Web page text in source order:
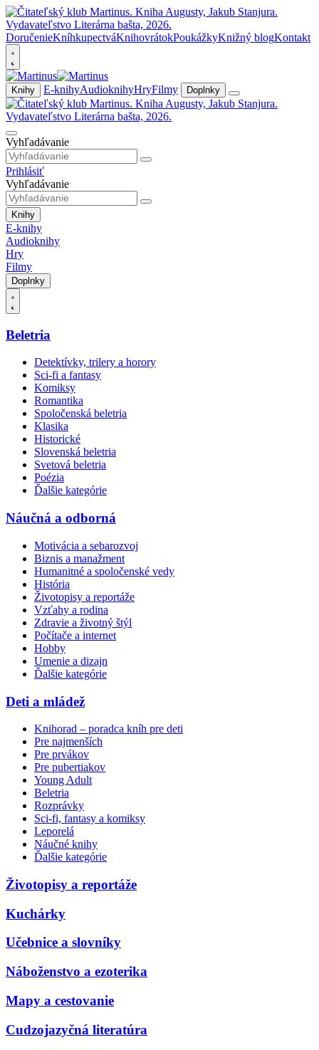
DoručenieKníhkupectváKnihovrátokPoukážkyKnižný blogKontakt
Knihy E-knihyAudioknihyHryFilmy Doplnky
Vyhľadávanie
Prihlásiť
Vyhľadávanie
Knihy
E-knihy
Audioknihy
Hry
Filmy
Doplnky
Beletria
Detektívky, trilery a horory
Sci-fi a fantasy
Komiksy
Romantika
Spoločenská beletria
Klasika
Historické
Slovenská beletria
Svetová beletria
Poézia
Ďalšie kategórie
Náučná a odborná
Motivácia a sebarozvoj
Biznis a manažment
Humanitné a spoločenské vedy
História
Životopisy a reportáže
Vzťahy a rodina
Zdravie a životný štýl
Počítače a internet
Hobby
Umenie a dizajn
Ďalšie kategórie
Deti a mládež
Knihorad – poradca kníh pre deti
Pre najmenších
Pre prvákov
Pre pubertiakov
Young Adult
Beletria
Rozprávky
Sci-fi, fantasy a komiksy
Leporelá
Náučné knihy
Ďalšie kategórie
Životopisy a reportáže
Kuchárky
Učebnice a slovníky
Náboženstvo a ezoterika
Mapy a cestovanie
Cudzojazyčná literatúra